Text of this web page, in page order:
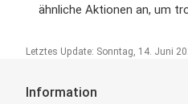
ähnliche Aktionen an, um
Letztes Update: Sonntag, 14. Juni
Information